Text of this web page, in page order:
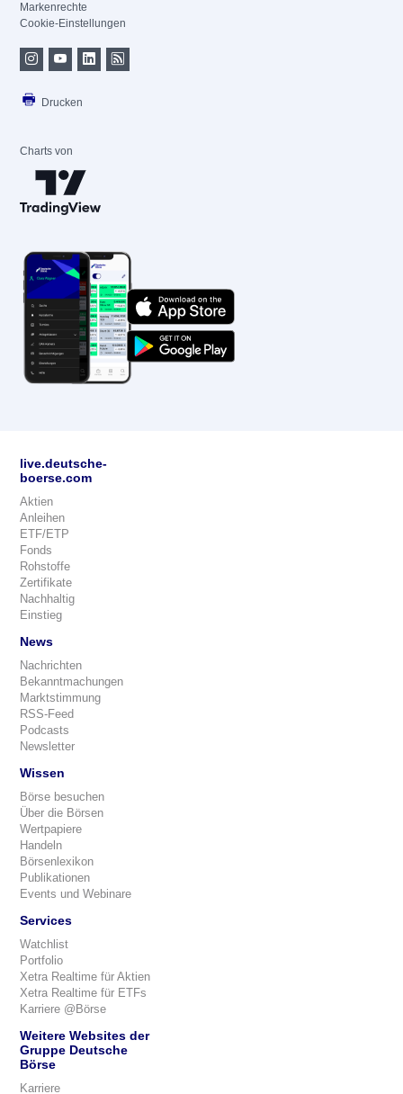
Markenrechte
Cookie-Einstellungen
Drucken
Charts von
live.deutsche-
boerse.com
Aktien
Anleihen
ETF/ETP
Fonds
Rohstoffe
Zertifikate
Nachhaltig
Einstieg
News
Nachrichten
Bekanntmachungen
Marktstimmung
RSS-Feed
Podcasts
Newsletter
Wissen
Börse besuchen
Über die Börsen
Wertpapiere
Handeln
Börsenlexikon
Publikationen
Events und Webinare
Services
Watchlist
Portfolio
Xetra Realtime für Aktien
Xetra Realtime für ETFs
Karriere @Börse
Weitere Websites der
Gruppe Deutsche
Börse
Karriere